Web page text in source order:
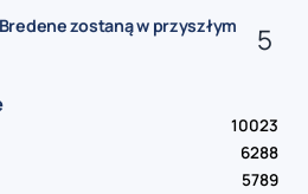
zostaną w przyszłym
10023
6288
5789